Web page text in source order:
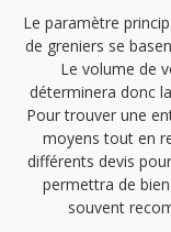
Le paramètre
de greniers se
Le volume de
déterminera donc
Pour trouver une
moyens tout en
différents devis
permettra de
souvent